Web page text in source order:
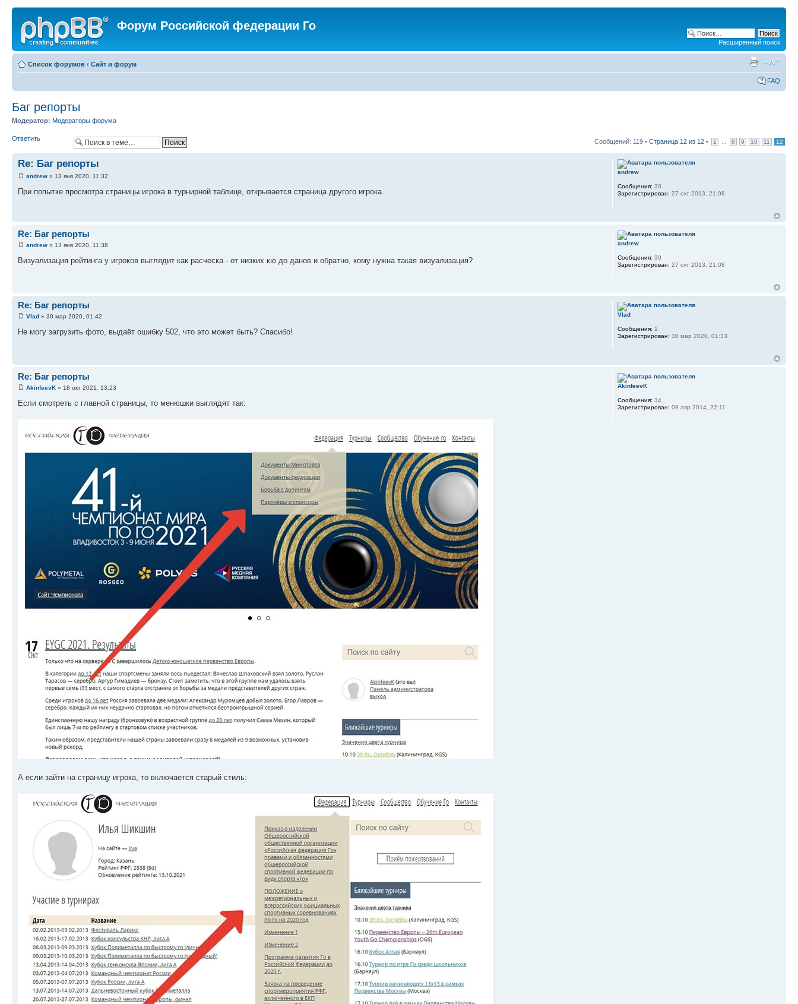
Форум Российской федерации Го
Расширенный поиск
Список форумов ‹ Сайт и форум
FAQ
Баг репорты
Модератор: Модераторы форума
Ответить Сообщений: 119 • Страница 12 из 12 • 1 8 9 10 11 12
Re: Баг репорты
andrew » 13 янв 2020, 11:32
При попытке просмотра страницы игрока в турнирной таблице, открывается страница другого игрока.
andrew
Сообщения: 30
Зарегистрирован: 27 окт 2013, 21:08
Re: Баг репорты
andrew » 13 янв 2020, 11:38
Визуализация рейтинга у игроков выглядит как расческа - от низких кю до данов и обратно, кому нужна такая визуализация?
andrew
Сообщения: 30
Зарегистрирован: 27 окт 2013, 21:08
Re: Баг репорты
Vlad » 30 мар 2020, 01:42
Не могу загрузить фото, выдаёт ошибку 502, что это может быть? Спасибо!
Vlad
Сообщения: 1
Зарегистрирован: 30 мар 2020, 01:33
Re: Баг репорты
AkinfeevK » 18 окт 2021, 13:23
Если смотреть с главной страницы, то менюшки выглядят так:
А если зайти на страницу игрока, то включается старый стиль:
AkinfeevK
Сообщения: 34
Зарегистрирован: 09 апр 2014, 22:11